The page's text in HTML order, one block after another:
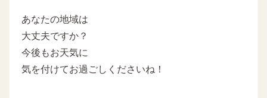
あなたの地域は
大丈夫ですか？
今後もお天気に
気を付けてお過ごしくださいね！